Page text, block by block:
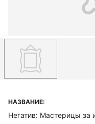
НАЗВАНИЕ:
Негатив: Мастерицы за